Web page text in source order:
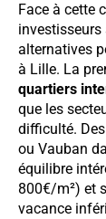
Face à cette
investisseurs
alternatives
à Lille. La
quartiers
que les
difficulté.
ou Vauban
équilibre
800€/m²) et
vacance